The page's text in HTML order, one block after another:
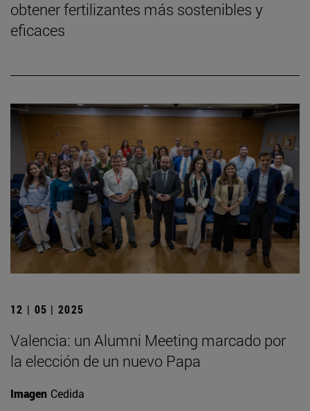
obtener fertilizantes más sostenibles y
eficaces
12 | 05 | 2025
Valencia: un Alumni Meeting marcado por
la elección de un nuevo Papa
Imagen Cedida